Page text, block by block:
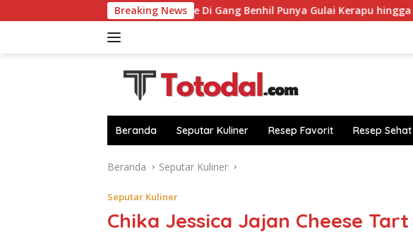
ke
Breaking News
RM Pagi-Sore Di Gang Benhil Punya Gulai Kerapu hingga Rendang
Beranda Seputar Kuliner Resep Favorit Resep Sehat
Beranda Seputar Kuliner
Seputar Kuliner
Chika Jessica Jajan Cheese